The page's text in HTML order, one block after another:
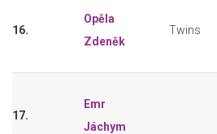
16.
Opěla
Zdeněk
Twins
17.
Emr
Jáchym